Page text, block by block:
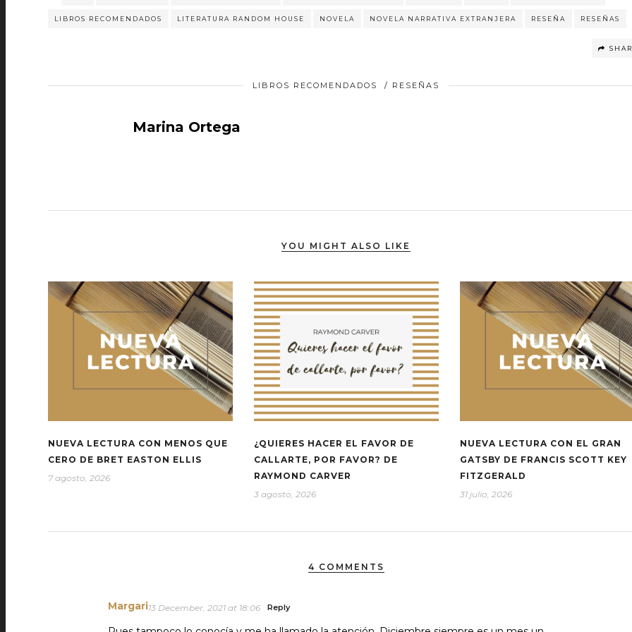
LIBROS RECOMENDADOS LITERATURA RANDOM HOUSE NOVELA NOVELA NARRATIVA EXTRANJERA RESEÑA RESEÑAS
LIBROS RECOMENDADOS / RESEÑAS
Marina Ortega
YOU MIGHT ALSO LIKE
NUEVA LECTURA CON MENOS QUE
CERO DE BRET EASTON ELLIS
7 agosto, 2026
¿QUIERES HACER EL FAVOR DE
CALLARTE, POR FAVOR? DE
RAYMOND CARVER
3 agosto, 2026
NUEVA LECTURA CON EL GRAN
GATSBY DE FRANCIS SCOTT KEY
FITZGERALD
31 julio, 2026
4 COMMENTS
Margari13 December, 2021 at 18:06 Reply